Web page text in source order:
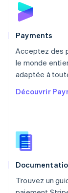
Payments
Acceptez des
le monde
adaptée à
Découvrir
Trouvez un
Norvège
English
English
Nederlands
Pologne
English
Português
English
Roumanie
Royaume-
Singapour